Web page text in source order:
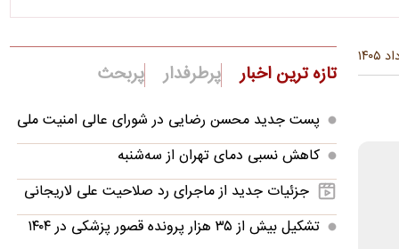
تازه ترین اخبار پرطرفدار پربحث
پست جدید محسن رضایی در شورای عالی امنیت ملی
کاهش نسبی دمای تهران از سه‌شنبه
جزئیات جدید از ماجرای رد صلاحیت علی لاریجانی
تشکیل بیش از ۳۵ هزار پرونده‌ قصور پزشکی در ۱۴۰۴